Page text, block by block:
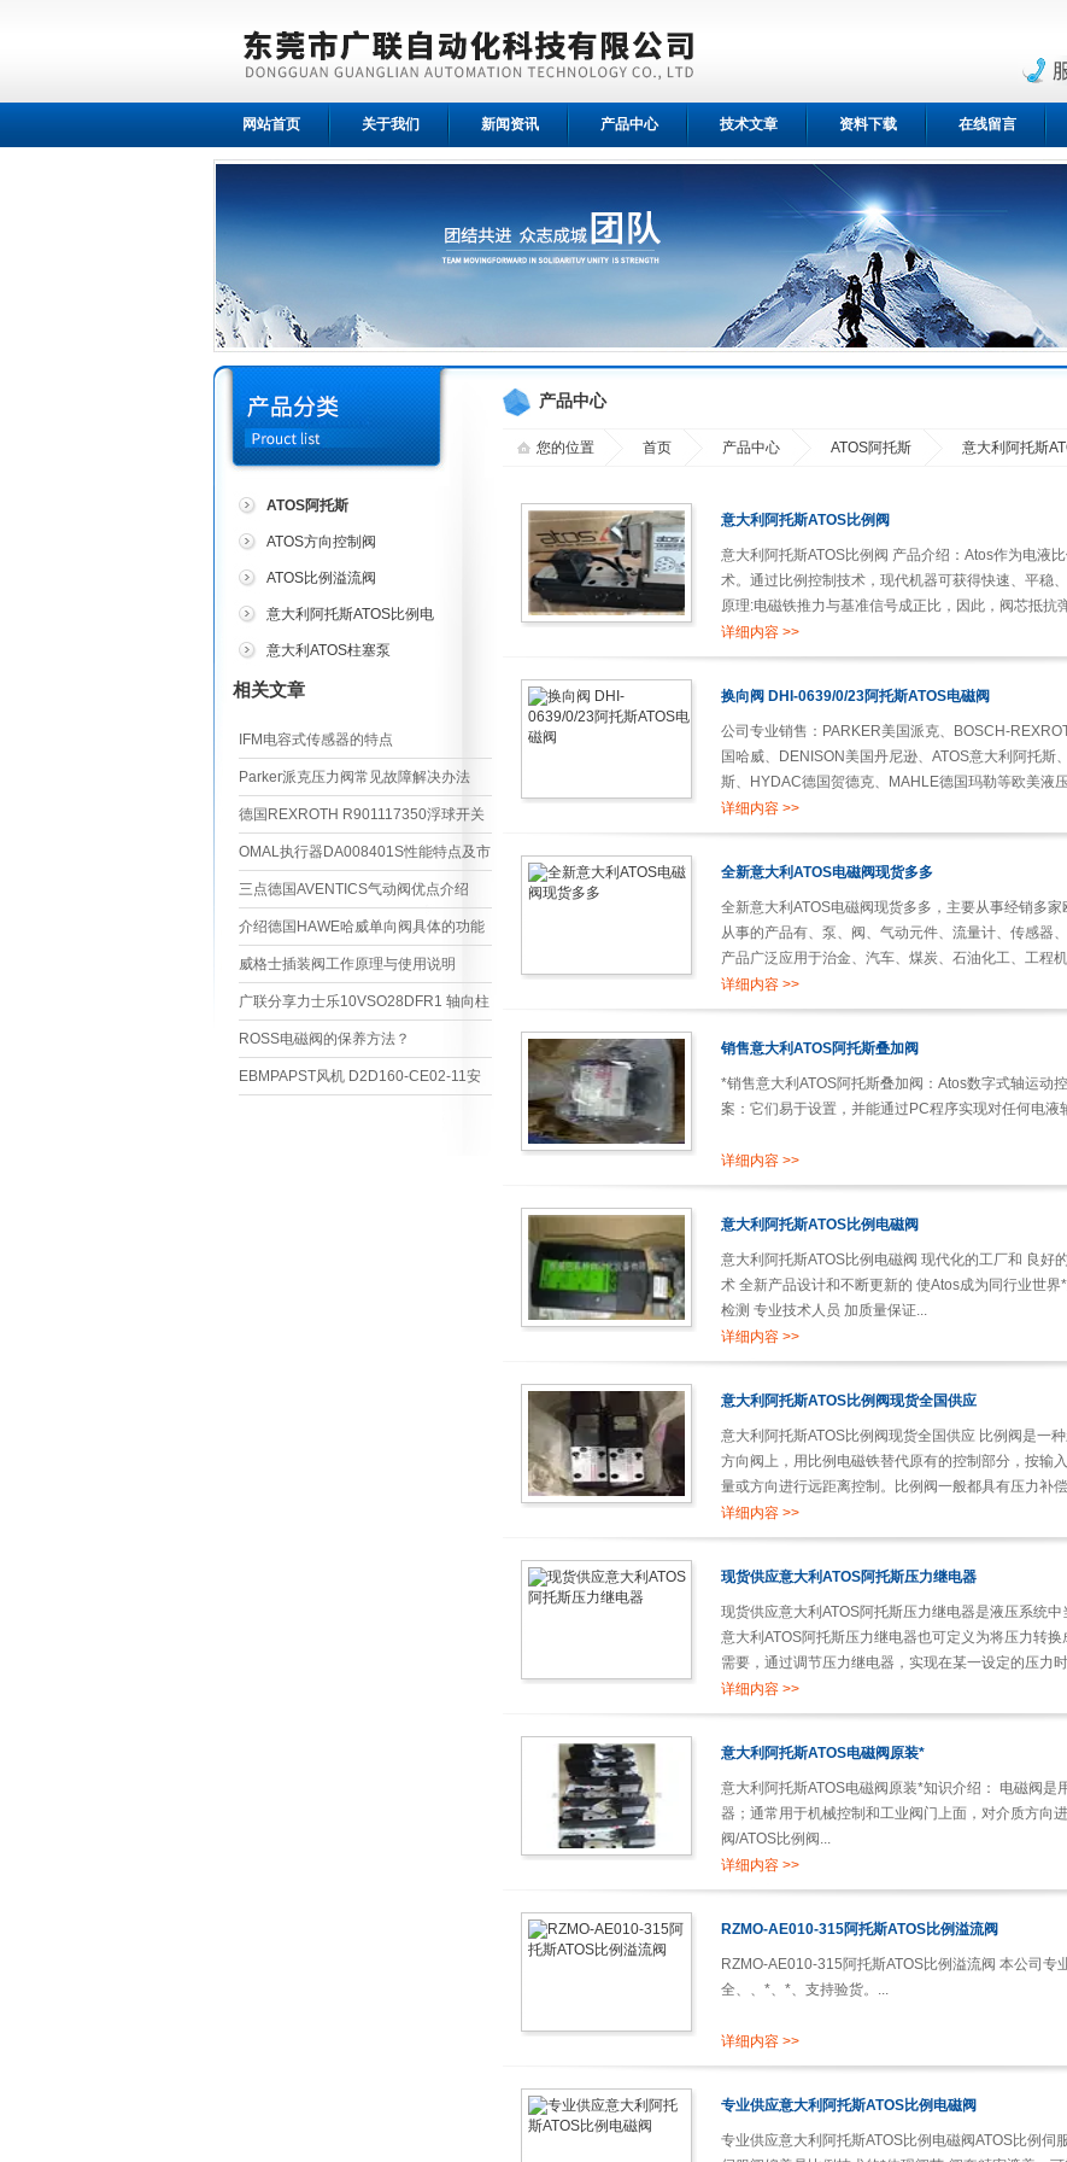
网站首页 关于我们 新闻资讯 产品中心 技术文章 资料下载 在线留言
ATOS阿托斯
ATOS方向控制阀
ATOS比例溢流阀
意大利阿托斯ATOS比例电
磁阀
意大利ATOS柱塞泵
相关文章
IFM电容式传感器的特点
Parker派克压力阀常见故障解决办法
德国REXROTH R901117350浮球开关
的应用指南
OMAL执行器DA008401S性能特点及市
场应用
三点德国AVENTICS气动阀优点介绍
介绍德国HAWE哈威单向阀具体的功能
及特点
威格士插装阀工作原理与使用说明
广联分享力士乐10VSO28DFR1 轴向柱
塞变量泵技术详解
ROSS电磁阀的保养方法？
EBMPAPST风机 D2D160-CE02-11安
产品中心
您的位置 首页 产品中心 ATOS阿托斯 意大利阿托斯
意大利阿托斯ATOS比例阀
意大利阿托斯ATOS比例阀 产品介绍：Atos作为电液
术。通过比例控制技术，现代机器可获得快速、平稳
原理:电磁铁推力与基准信号成正比，因此，阀芯抵抗
详细内容 >>
换向阀 DHI-0639/0/23阿托斯ATOS电磁阀
公司专业销售：PARKER美国派克、BOSCH-
国哈威、DENISON美国丹尼逊、ATOS意大利阿托
斯、HYDAC德国贺德克、MAHLE德国玛勒等欧美液
承、放大器。换向阀 DHI-0639/0/23阿托斯ATOS电磁
详细内容 >>
全新意大利ATOS电磁阀现货多多
全新意大利ATOS电磁阀现货多多，主要从事经销多
从事的产品有、泵、阀、气动元件、流量计、传感器
产品广泛应用于治金、汽车、煤炭、石油化工、工程
详细内容 >>
销售意大利ATOS阿托斯叠加阀
*销售意大利ATOS阿托斯叠加阀：Atos数字式轴运动
案：它们易于设置，并能通过PC程序实现对任何电
详细内容 >>
意大利阿托斯ATOS比例电磁阀
意大利阿托斯ATOS比例电磁阀 现代化的工厂和 良好
术 全新产品设计和不断更新的 使Atos成为同行业世
检测 专业技术人员 加质量保证...
详细内容 >>
意大利阿托斯ATOS比例阀现货全国供应
意大利阿托斯ATOS比例阀现货全国供应 比例阀是一
方向阀上，用比例电磁铁替代原有的控制部分，按输
量或方向进行远距离控制。比例阀一般都具有压力补
详细内容 >>
现货供应意大利ATOS阿托斯压力继电器
现货供应意大利ATOS阿托斯压力继电器是液压系统
意大利ATOS阿托斯压力继电器也可定义为将压力转
需要，通过调节压力继电器，实现在某一设定的压力
详细内容 >>
意大利阿托斯ATOS电磁阀原装*
意大利阿托斯ATOS电磁阀原装*知识介绍： 电磁阀
器；通常用于机械控制和工业阀门上面，对介质方向
阀/ATOS比例阀...
详细内容 >>
RZMO-AE010-315阿托斯ATOS比例溢流阀
RZMO-AE010-315阿托斯ATOS比例溢流阀 本公司专
全、、*、*、支持验货。...
详细内容 >>
专业供应意大利阿托斯ATOS比例电磁阀
专业供应意大利阿托斯ATOS比例电磁阀ATOS比例